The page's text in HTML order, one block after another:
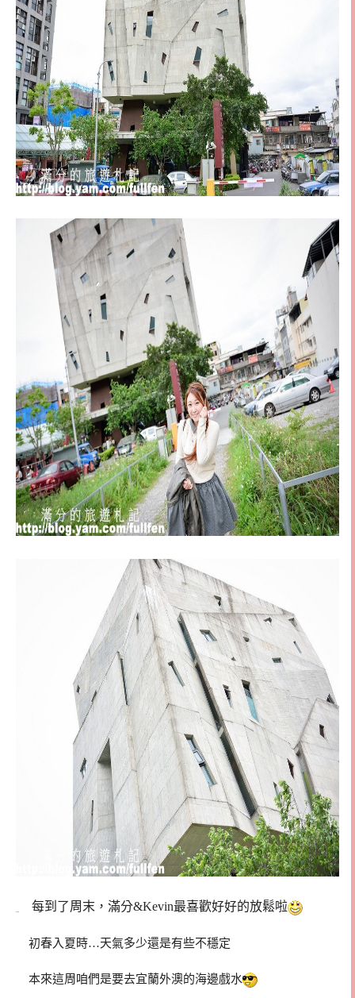
每到了周末，滿分&Kevin最喜歡好好的放鬆啦
初春入夏時…天氣多少還是有些不穩定
本來這周咱們是要去宜蘭外澳的海邊戲水